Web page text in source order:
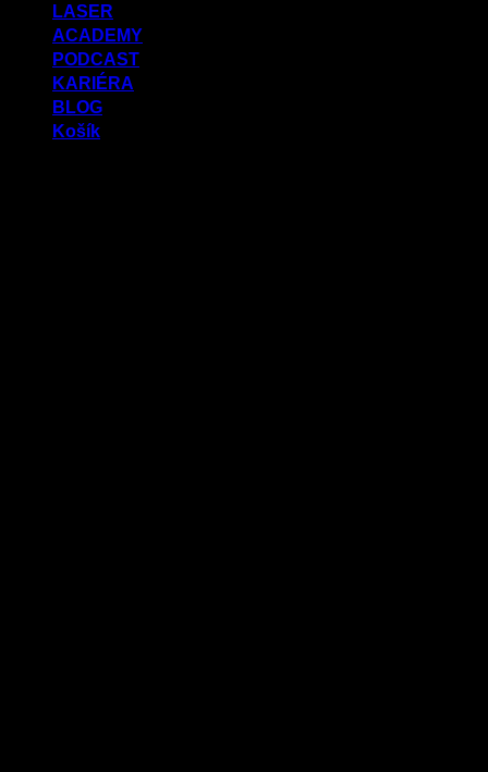
LASER
ACADEMY
PODCAST
KARIÉRA
BLOG
Košík